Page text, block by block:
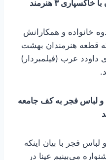
۳ هنرمند
خانواده و همکارانش
قطعه هنرمندان بهشت
داودد عرب (فیلمبردار)
و لباس فجر به کف جامعه
فجر با بیان اینکه
می‌بینیم عینا در